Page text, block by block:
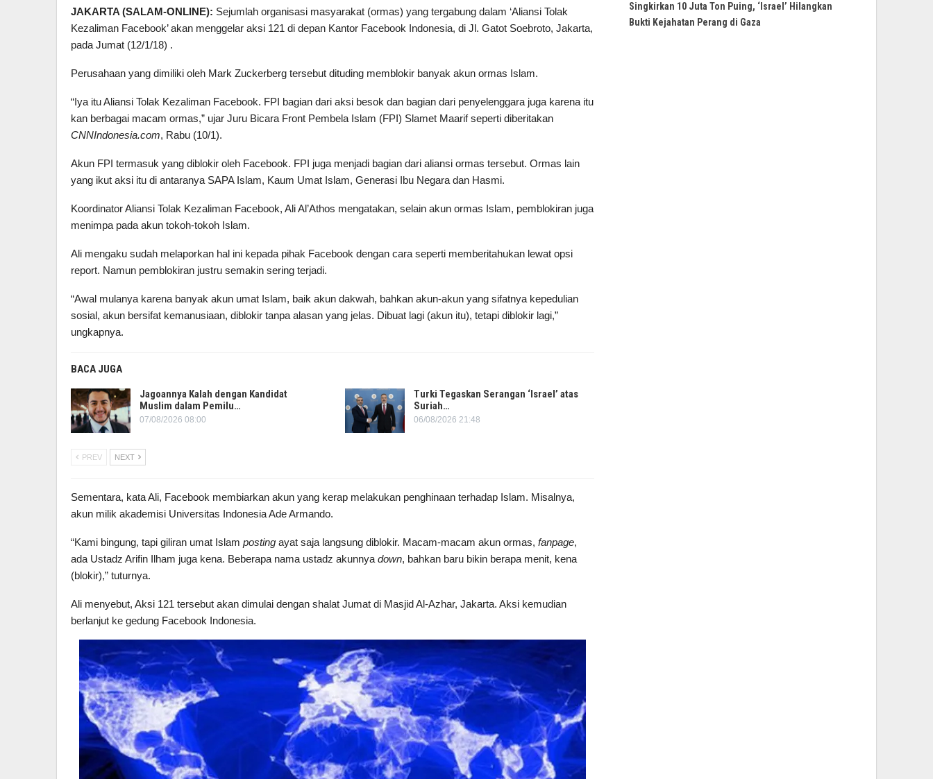
JAKARTA (SALAM-ONLINE): Sejumlah organisasi masyarakat (ormas) yang tergabung dalam ‘Aliansi Tolak
Kezaliman Facebook’ akan menggelar aksi 121 di depan Kantor Facebook Indonesia, di Jl. Gatot Soebroto, Jakarta,
pada Jumat (12/1/18) .
Perusahaan yang dimiliki oleh Mark Zuckerberg tersebut dituding memblokir banyak akun ormas Islam.
“Iya itu Aliansi Tolak Kezaliman Facebook. FPI bagian dari aksi besok dan bagian dari penyelenggara juga karena itu
kan berbagai macam ormas,” ujar Juru Bicara Front Pembela Islam (FPI) Slamet Maarif seperti diberitakan
CNNIndonesia.com, Rabu (10/1).
Akun FPI termasuk yang diblokir oleh Facebook. FPI juga menjadi bagian dari aliansi ormas tersebut. Ormas lain
yang ikut aksi itu di antaranya SAPA Islam, Kaum Umat Islam, Generasi Ibu Negara dan Hasmi.
Koordinator Aliansi Tolak Kezaliman Facebook, Ali Al’Athos mengatakan, selain akun ormas Islam, pemblokiran juga
menimpa pada akun tokoh-tokoh Islam.
Ali mengaku sudah melaporkan hal ini kepada pihak Facebook dengan cara seperti memberitahukan lewat opsi
report. Namun pemblokiran justru semakin sering terjadi.
“Awal mulanya karena banyak akun umat Islam, baik akun dakwah, bahkan akun-akun yang sifatnya kepedulian
sosial, akun bersifat kemanusiaan, diblokir tanpa alasan yang jelas. Dibuat lagi (akun itu), tetapi diblokir lagi,”
ungkapnya.
BACA JUGA
Jagoannya Kalah dengan Kandidat
Muslim dalam Pemilu…
07/08/2026 08:00
Turki Tegaskan Serangan ‘Israel’ atas
Suriah…
06/08/2026 21:48
PREV NEXT
Sementara, kata Ali, Facebook membiarkan akun yang kerap melakukan penghinaan terhadap Islam. Misalnya,
akun milik akademisi Universitas Indonesia Ade Armando.
“Kami bingung, tapi giliran umat Islam posting ayat saja langsung diblokir. Macam-macam akun ormas, fanpage,
ada Ustadz Arifin Ilham juga kena. Beberapa nama ustadz akunnya down, bahkan baru bikin berapa menit, kena
(blokir),” tuturnya.
Ali menyebut, Aksi 121 tersebut akan dimulai dengan shalat Jumat di Masjid Al-Azhar, Jakarta. Aksi kemudian
berlanjut ke gedung Facebook Indonesia.
Singkirkan 10 Juta Ton Puing, ‘Israel’ Hilangkan
Bukti Kejahatan Perang di Gaza